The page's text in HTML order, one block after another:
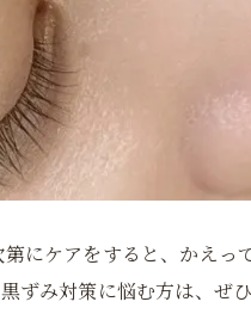
にケアをすると、かえっ
み対策に悩む方は、ぜ